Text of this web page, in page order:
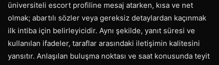
üniversiteli escort profiline mesaj atarken, kısa ve net
olmak; abartılı sözler veya gereksiz detaylardan kaçınmak
ilk intiba için belirleyicidir. Aynı şekilde, yanıt süresi ve
kullanılan ifadeler, taraflar arasındaki iletişimin kalitesini
yansıtır. Anlaşılan buluşma noktası ve saat konusunda teyit